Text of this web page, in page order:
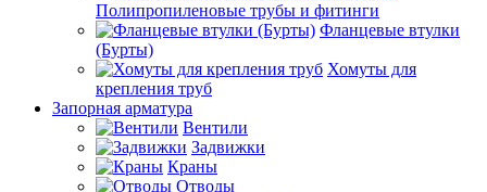
Полипропиленовые трубы и фитинги
Фланцевые втулки
(Бурты)
Хомуты для
крепления труб
Запорная арматура
Вентили
Задвижки
Краны
Отводы